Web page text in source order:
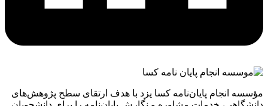
مؤسسه انجام پایان‌نامه کسا یزد با هدف ارتقای سطح پژوهش‌های